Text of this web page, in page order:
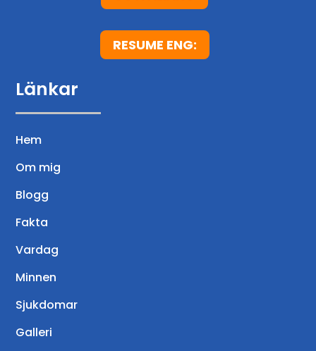
RESUME ENG:
Länkar
Hem
Om mig
Blogg
Fakta
Vardag
Minnen
Sjukdomar
Galleri